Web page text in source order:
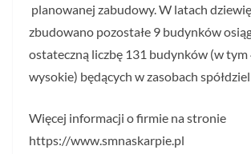
planowanej zabudowy. W latach
zbudowano pozostałe 9 budynków
ostateczną liczbę 131 budynków (w
wysokie) będących w zasobach
Więcej informacji o firmie na stronie
https://www.smnaskarpie.pl